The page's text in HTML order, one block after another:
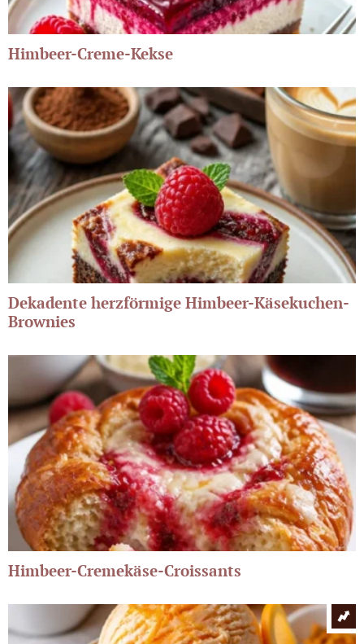
Himbeer-Creme-Kekse
Dekadente herzförmige Himbeer-Käsekuchen-
Brownies
Himbeer-Cremekäse-Croissants